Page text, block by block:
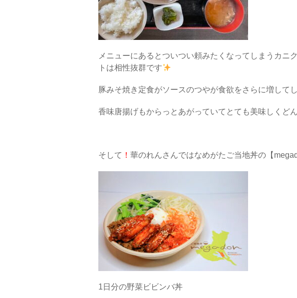
メニューにあるとついつい頼みたくなってしまうカニ
トは相性抜群です
豚みそ焼き定食がソースのつやが食欲をさらに増して
香味唐揚げもからっとあがっていてとても美味しくど
そして ！ 華のれんさんではなめがたご当地丼の【
1日分の野菜ビビンバ丼